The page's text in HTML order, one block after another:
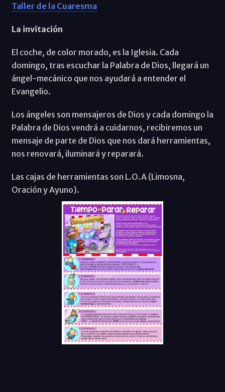
Taller de la Cuaresma
La invitación
El coche, de color morado, es la Iglesia. Cada
domingo, tras escuchar la Palabra de Dios, llegará un
ángel-mecánico que nos ayudará a entender el
Evangelio.
Los ángeles son mensajeros de Dios y cada domingo la
Palabra de Dios vendrá a cuidarnos, recibiremos un
mensaje de parte de Dios que nos dará herramientas,
nos renovará, iluminará y reparará.
Las cajas de herramientas son L.O.A (Limosna,
Oración y Ayuno).